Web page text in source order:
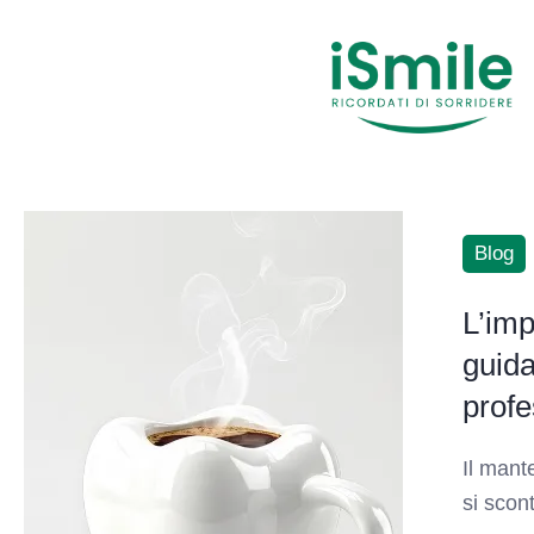
Blog
Il
si